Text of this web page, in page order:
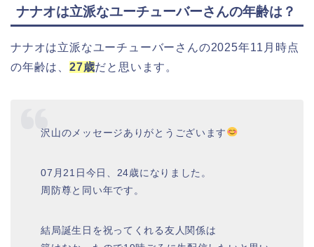
ナナオは立派なユーチューバーさんの年齢は？
ナナオは立派なユーチューバーさんの2025年11月時点
の年齢は、 27歳だと思います。
沢山のメッセージありがとうございます
07月21日今日、24歳になりました。
周防尊と同い年です。
結局誕生日を祝ってくれる友人関係は